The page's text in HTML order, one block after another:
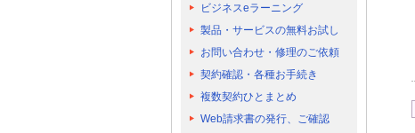
ビジネスeラーニング
製品・サービスの無料お試し
お問い合わせ・修理のご依頼
契約確認・各種お手続き
複数契約ひとまとめ
Web請求書の発行、ご確認